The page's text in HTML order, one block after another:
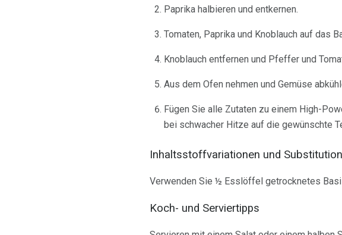
Paprika halbieren und entkernen.
Tomaten, Paprika und Knoblauch auf das
Knoblauch entfernen und Pfeffer und
Aus dem Ofen nehmen und Gemüse
Fügen Sie alle Zutaten zu einem High-
bei schwacher Hitze auf die gewünschte
Inhaltsstoffvariationen und
Verwenden Sie ½ Esslöffel getrocknetes
Koch- und Serviertipps